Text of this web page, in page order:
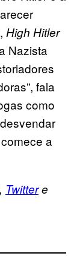
High Hitler
Nazista
fala
como
a
, Twittere